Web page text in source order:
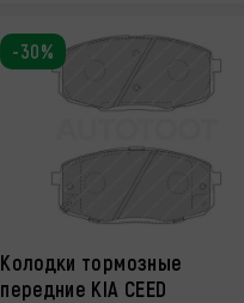
Колодки тормозные
передние KIA CEED
-30%